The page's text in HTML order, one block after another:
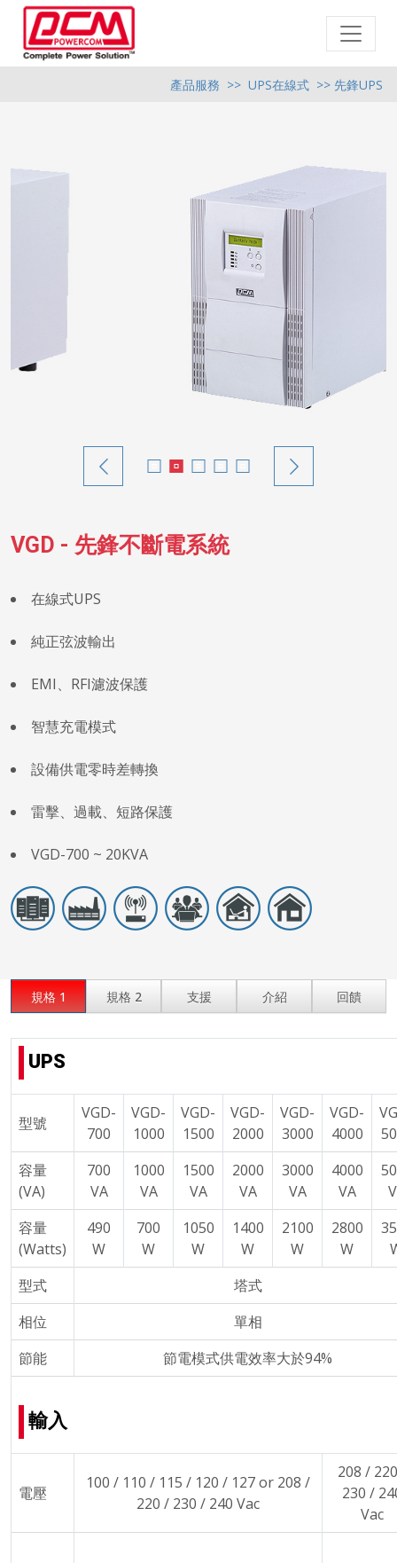
產品服務 >> UPS在線式 >> 先鋒UPS
VGD - 先鋒不斷電系統
在線式UPS
純正弦波輸出
EMI、RFI濾波保護
智慧充電模式
設備供電零時差轉換
雷擊、過載、短路保護
VGD-700 ~ 20KVA
規格 1 規格 2 支援 介紹 回饋
UPS
型號
VGD-
700
VGD-
1000
VGD-
1500
VGD-
2000
VGD-
3000
VGD-
4000
容量
(VA)
700
VA
1000
VA
1500
VA
2000
VA
3000
VA
4000
VA
容量
(Watts)
490
W
700
W
1050
W
1400
W
2100
W
2800
W
型式
塔式
相位
單相
節能
節電模式供電效率大於94%
輸入
電壓
100 / 110 / 115 / 120 / 127 or 208 /
220 / 230 / 240 Vac
208 /
230 /
Vac